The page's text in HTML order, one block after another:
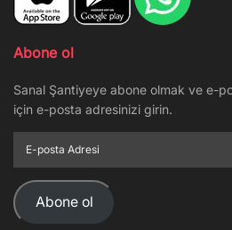
Abone ol
Sanal Şantiyeye abone olmak ve e-
için e-posta adresinizi girin.
posta
Adresi
Abone ol